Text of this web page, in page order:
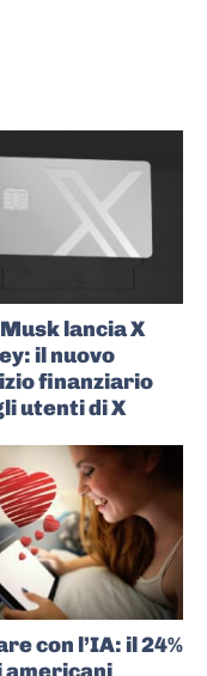
lancia X
il nuovo
finanziario
utenti di X
con l’IA: il 24%
americani